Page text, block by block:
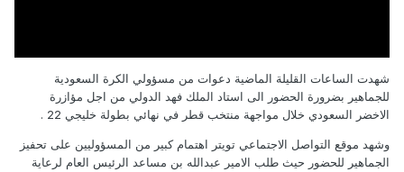
شهدت الساعات القليلة الماضية دعوات من مسؤولي الكرة السعودية
للجماهير بضرورة الحضور الى استاد الملك فهد الدولي من اجل مؤازرة
الاخضر السعودي خلال مواجهة منتخب قطر في نهائي بطولة خليجي 22 .
وشهد موقع التواصل الاجتماعي تويتر اهتمام كبير من المسؤوليين على تحفيز
الجماهير للحضور حيث طلب الامير عبدالله بن مساعد الرئيس العام لرعاية